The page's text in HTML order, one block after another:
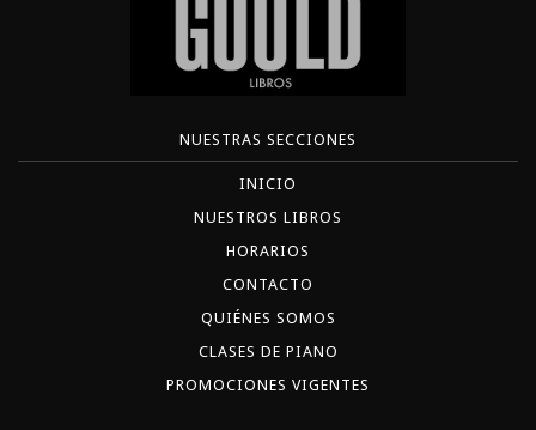
NUESTRAS SECCIONES
INICIO
NUESTROS LIBROS
HORARIOS
CONTACTO
QUIÉNES SOMOS
CLASES DE PIANO
PROMOCIONES VIGENTES